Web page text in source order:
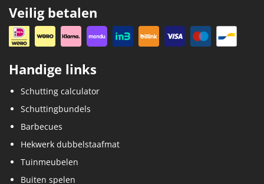
Veilig betalen
Handige links
Schutting calculator
Schuttingbundels
Barbecues
Hekwerk dubbelstaafmat
Tuinmeubelen
Buiten spelen